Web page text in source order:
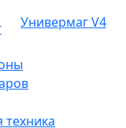
Универмаг V4
техника